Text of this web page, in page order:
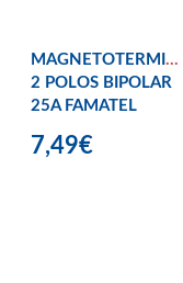
MAGNETOTERMICO
2 POLOS BIPOLAR
25A FAMATEL
7,49€